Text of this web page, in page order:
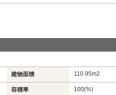
建物面積 110.95m2
容積率 100(%)